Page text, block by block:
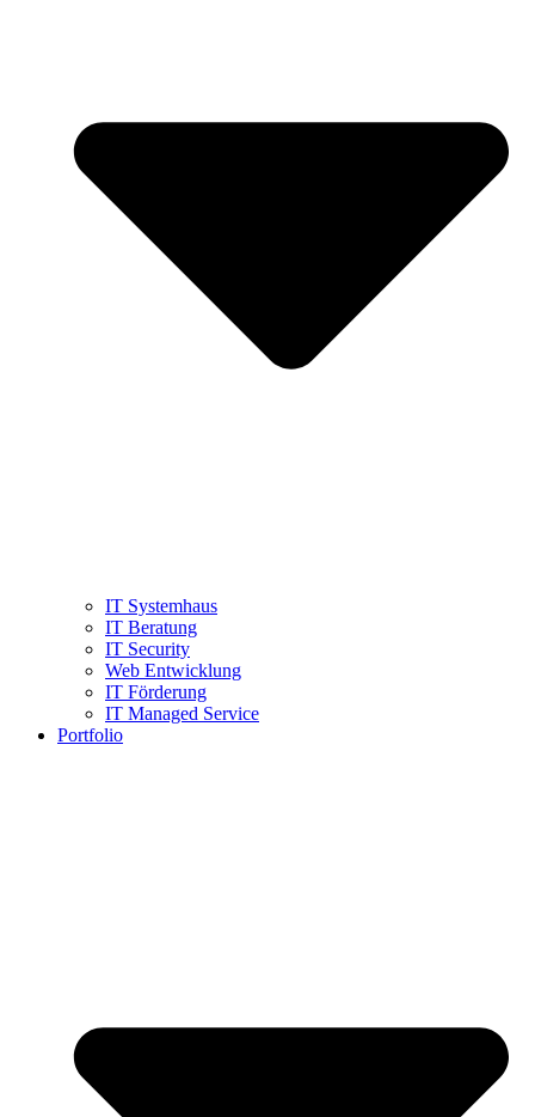
IT Systemhaus
IT Beratung
IT Security
Web Entwicklung
IT Förderung
IT Managed Service
Portfolio